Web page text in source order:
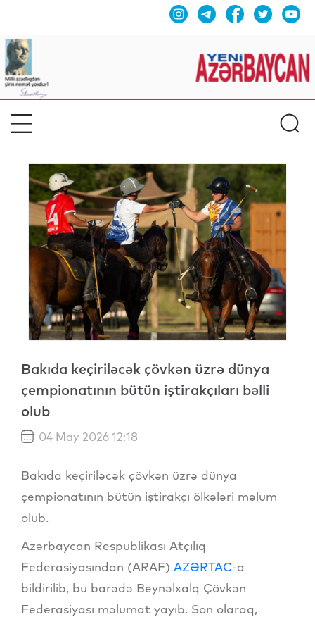
Bakıda keçiriləcək çövkən üzrə dünya
çempionatının bütün iştirakçıları bəlli
olub
04 May 2026 12:18
Bakıda keçiriləcək çövkən üzrə dünya
çempionatının bütün iştirakçı ölkələri məlum
olub.
Azərbaycan Respublikası Atçılıq
Federasiyasından (ARAF) AZƏRTAC-a
bildirilib, bu barədə Beynəlxalq Çövkən
Federasiyası məlumat yayıb. Son olaraq,